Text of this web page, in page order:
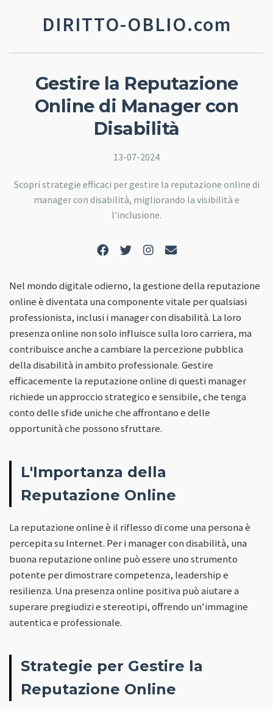
DIRITTO-OBLIO.com
Gestire la Reputazione
Online di Manager con
Disabilità
13-07-2024
Scopri strategie efficaci per gestire la reputazione online di
manager con disabilità, migliorando la visibilità e
l'inclusione.
Nel mondo digitale odierno, la gestione della reputazione
online è diventata una componente vitale per qualsiasi
professionista, inclusi i manager con disabilità. La loro
presenza online non solo influisce sulla loro carriera, ma
contribuisce anche a cambiare la percezione pubblica
della disabilità in ambito professionale. Gestire
efficacemente la reputazione online di questi manager
richiede un approccio strategico e sensibile, che tenga
conto delle sfide uniche che affrontano e delle
opportunità che possono sfruttare.
L'Importanza della
Reputazione Online
La reputazione online è il riflesso di come una persona è
percepita su Internet. Per i manager con disabilità, una
buona reputazione online può essere uno strumento
potente per dimostrare competenza, leadership e
resilienza. Una presenza online positiva può aiutare a
superare pregiudizi e stereotipi, offrendo un'immagine
autentica e professionale.
Strategie per Gestire la
Reputazione Online